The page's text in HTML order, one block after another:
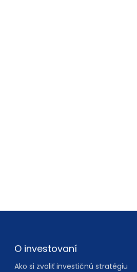
O investovaní
Ako si zvoliť investičnú stratégiu